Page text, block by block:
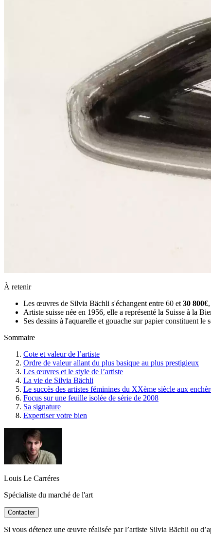
À retenir
Les œuvres de Silvia Bächli s'échangent entre 60 et 30 800€
Artiste suisse née en 1956, elle a représenté la Suisse à la
Ses dessins à l'aquarelle et gouache sur papier constituent le
Sommaire
Cote et valeur de l’artiste
Ordre de valeur allant du plus basique au plus prestigieux
Les œuvres et le style de l’artiste
La vie de Silvia Bächli
Le succès des artistes féminines du XXème siècle aux
Focus sur une feuille isolée de série de 2008
Sa signature
Expertiser votre bien
Louis Le Carréres
Spécialiste du marché de l'art
Contacter
Si vous détenez une œuvre réalisée par l’artiste Silvia Bächli ou